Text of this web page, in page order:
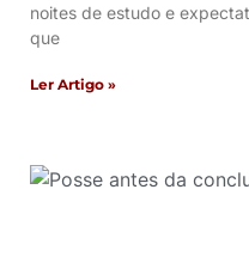
noites de estudo e
que
Ler Artigo »